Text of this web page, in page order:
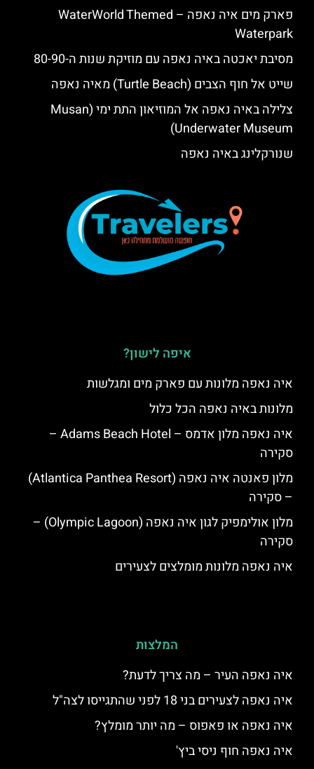
פארק מים איה נאפה – ‪‪WaterWorld Themed
Waterpark‬‬
מסיבת יאכטה באיה נאפה עם מוזיקת שנות ה-80-90
שייט אל חוף הצבים (Turtle Beach) מאיה נאפה
צלילה באיה נאפה אל המוזיאון התת ימי (Musan
Underwater Museum)
שנורקלינג באיה נאפה
איפה לישון?
איה נאפה מלונות עם פארק מים ומגלשות
מלונות באיה נאפה הכל כלול
איה נאפה מלון אדמס – Adams Beach Hotel –
סקירה
מלון פאנטה איה נאפה (Atlantica Panthea Resort)
– סקירה
מלון אולימפיק לגון איה נאפה (Olympic Lagoon) –
סקירה
איה נאפה מלונות מומלצים לצעירים
המלצות
איה נאפה העיר – מה צריך לדעת?
איה נאפה לצעירים בני 18 לפני שהתגייסו לצה"ל
איה נאפה או פאפוס – מה יותר מומלץ?
איה נאפה חוף ניסי ביץ'